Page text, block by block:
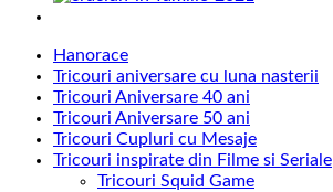
Hanorace
Tricouri aniversare cu luna nasterii
Tricouri Aniversare 40 ani
Tricouri Aniversare 50 ani
Tricouri Cupluri cu Mesaje
Tricouri inspirate din Filme si Seriale
Tricouri Squid Game